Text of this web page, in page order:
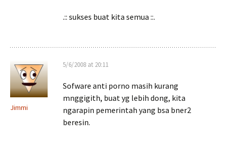
.:: sukses buat kita semua ::.
Jimmi
5/6/2008 at 20:11
Sofware anti porno masih kurang
mnggigith, buat yg lebih dong, kita
ngarapin pemerintah yang bsa bner2
beresin.